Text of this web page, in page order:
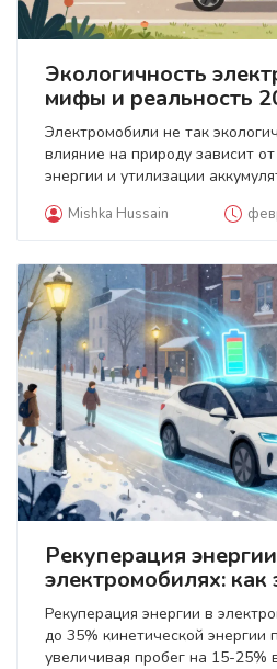
Экологичность
мифы и реальность
Электромобили не так
влияние на природу зависит
энергии и утилизации
энергией они значительно
Mishka Hussain
Рекуперация
электромобилях: как
когда
Рекуперация энергии в
до 35% кинетической энергии
увеличивая пробег на 15-25%